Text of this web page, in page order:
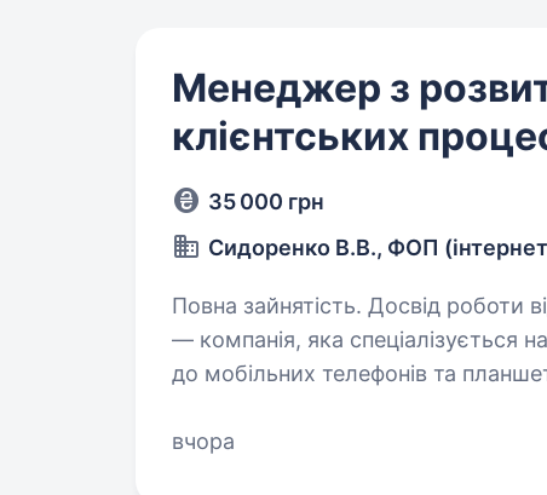
Менеджер з
клієнтських
35 000 грн
Сидоренко В.В., ФОП
Повна зайнятість. Досвід роботи від 1
— компанія, яка спеціалізується
до мобільних телефонів та
вчора